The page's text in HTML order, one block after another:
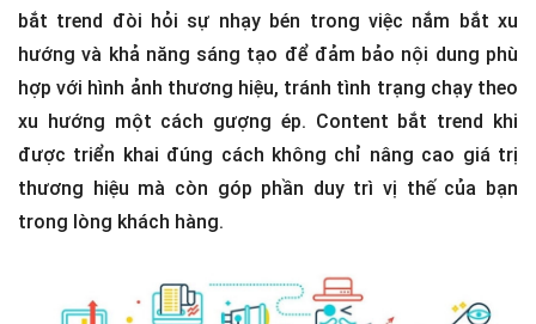
bắt trend đòi hỏi sự nhạy bén trong việc nắm bắt xu
hướng và khả năng sáng tạo để đảm bảo nội dung phù
hợp với hình ảnh thương hiệu, tránh tình trạng chạy theo
xu hướng một cách gượng ép. Content bắt trend khi
được triển khai đúng cách không chỉ nâng cao giá trị
thương hiệu mà còn góp phần duy trì vị thế của bạn
trong lòng khách hàng.